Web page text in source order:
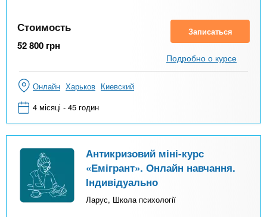
Стоимость
52 800 грн
Записаться
Подробно о курсе
Онлайн Харьков Киевский
4 місяці - 45 годин
Антикризовий міні-курс
«Емігрант». Онлайн навчання.
Індивідуально
Ларус, Школа психології